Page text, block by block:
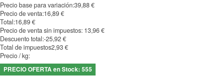
Precio base para variación:39,88 €
Precio de venta:16,89 €
Total:16,89 €
Precio de venta sin impuestos: 13,96 €
Descuento total:-25,92 €
Total de impuestos2,93 €
Precio / kg:
PRECIO OFERTA en Stock: 555